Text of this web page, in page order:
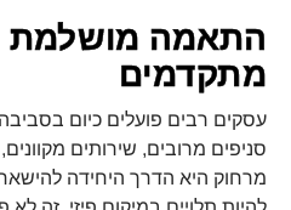
התאמה מושלמת
מתקדמים
עסקים רבים פועלים כיום
סניפים מרובים, שירותים
מרחוק היא הדרך היחידה